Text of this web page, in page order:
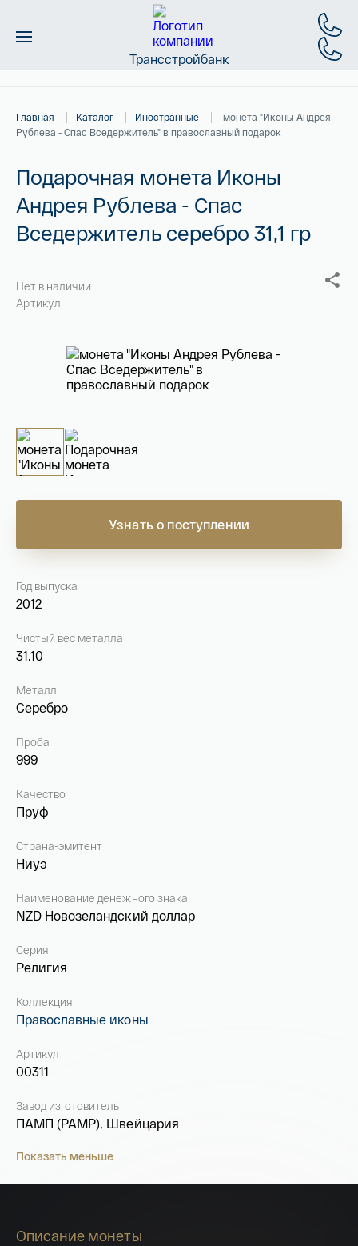
Трансстройбанк
Слитки
Новинки
Скидки
Магазин
На связи с 9:00 до 18:00 (понедельник – пятница)
800 50504 76
coins.shop@tsbnk.ru
Главная Каталог Иностранные
монета "Иконы Андрея
Рублева - Спас Вседержитель" в православный подарок
Подарочная монета Иконы
Андрея Рублева - Спас
Вседержитель серебро 31,1 гр
Нет в наличии
Артикул
Узнать о поступлении
Год выпуска
2012
Чистый вес металла
31.10
Металл
Серебро
Проба
999
Качество
Пруф
Страна-эмитент
Ниуэ
Наименование денежного знака
NZD Новозеландский доллар
Серия
Религия
Коллекция
Православные иконы
Артикул
00311
Завод изготовитель
ПАМП (PAMP), Швейцария
Показать меньше
Описание монеты